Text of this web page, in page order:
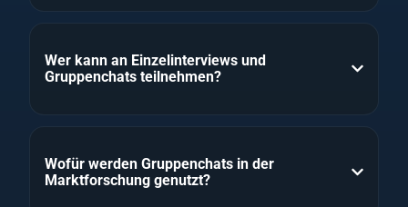
Wer kann an Einzelinterviews und
Gruppenchats teilnehmen?
Wofür werden Gruppenchats in der
Marktforschung genutzt?